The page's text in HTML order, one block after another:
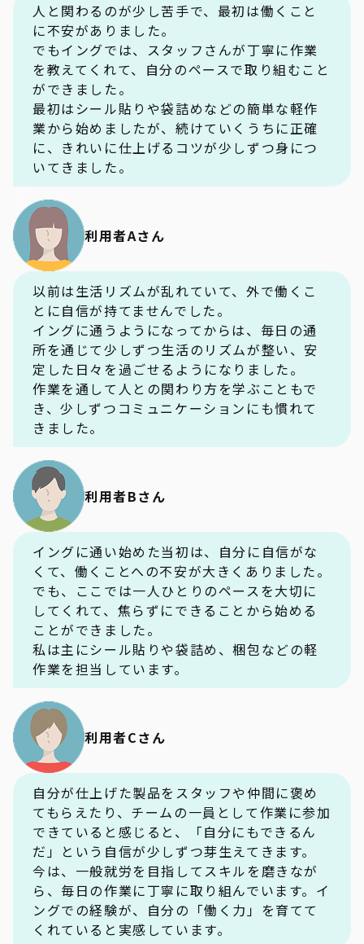
人と関わるのが少し苦手で、最初は働くこと
に不安がありました。
でもイングでは、スタッフさんが丁寧に作業
を教えてくれて、自分のペースで取り組むこと
ができました。
最初はシール貼りや袋詰めなどの簡単な軽作
業から始めましたが、続けていくうちに正確
に、きれいに仕上げるコツが少しずつ身につ
いてきました。
利用者Aさん
以前は生活リズムが乱れていて、外で働くこ
とに自信が持てませんでした。
イングに通うようになってからは、毎日の通
所を通じて少しずつ生活のリズムが整い、安
定した日々を過ごせるようになりました。
作業を通して人との関わり方を学ぶこともで
き、少しずつコミュニケーションにも慣れて
きました。
利用者Bさん
イングに通い始めた当初は、自分に自信がな
くて、働くことへの不安が大きくありました。
でも、ここでは一人ひとりのペースを大切に
してくれて、焦らずにできることから始める
ことができました。
私は主にシール貼りや袋詰め、梱包などの軽
作業を担当しています。
利用者Cさん
自分が仕上げた製品をスタッフや仲間に褒め
てもらえたり、チームの一員として作業に参加
できていると感じると、「自分にもできるん
だ」という自信が少しずつ芽生えてきます。
今は、一般就労を目指してスキルを磨きなが
ら、毎日の作業に丁寧に取り組んでいます。イ
ングでの経験が、自分の「働く力」を育てて
くれていると実感しています。